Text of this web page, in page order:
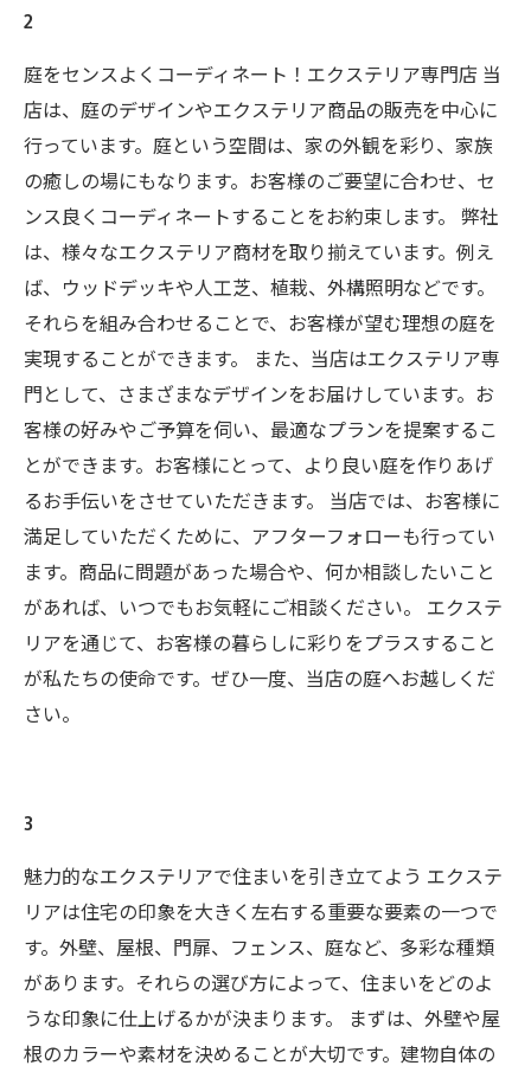
2
庭をセンスよくコーディネート！エクステリア専門店 当
店は、庭のデザインやエクステリア商品の販売を中心に
行っています。庭という空間は、家の外観を彩り、家族
の癒しの場にもなります。お客様のご要望に合わせ、セ
ンス良くコーディネートすることをお約束します。 弊社
は、様々なエクステリア商材を取り揃えています。例え
ば、ウッドデッキや人工芝、植栽、外構照明などです。
それらを組み合わせることで、お客様が望む理想の庭を
実現することができます。 また、当店はエクステリア専
門として、さまざまなデザインをお届けしています。お
客様の好みやご予算を伺い、最適なプランを提案するこ
とができます。お客様にとって、より良い庭を作りあげ
るお手伝いをさせていただきます。 当店では、お客様に
満足していただくために、アフターフォローも行ってい
ます。商品に問題があった場合や、何か相談したいこと
があれば、いつでもお気軽にご相談ください。 エクステ
リアを通じて、お客様の暮らしに彩りをプラスすること
が私たちの使命です。ぜひ一度、当店の庭へお越しくだ
さい。
3
魅力的なエクステリアで住まいを引き立てよう エクステ
リアは住宅の印象を大きく左右する重要な要素の一つで
す。外壁、屋根、門扉、フェンス、庭など、多彩な種類
があります。それらの選び方によって、住まいをどのよ
うな印象に仕上げるかが決まります。 まずは、外壁や屋
根のカラーや素材を決めることが大切です。建物自体の